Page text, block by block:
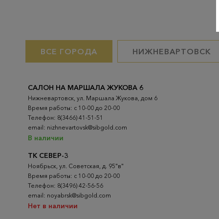
ВСЕ ГОРОДА НИЖНЕВАРТОВСК
ТК СЕВЕР-3
Ноябрьск, ул. Советская, д. 95"в"
Время работы: с 10-00 до 20-00
Телефон: 8(3496) 42-56-56
email: noyabrsk@sibgold.com
Нет в наличии
САЛОН НА МАРШАЛА ЖУКОВА 6
Нижневартовск, ул. Маршала Жукова, дом 6
Время работы: с 10-00 до 20-00
Телефон: 8(3466) 41-51-51
email: nizhnevartovsk@sibgold.com
В наличии